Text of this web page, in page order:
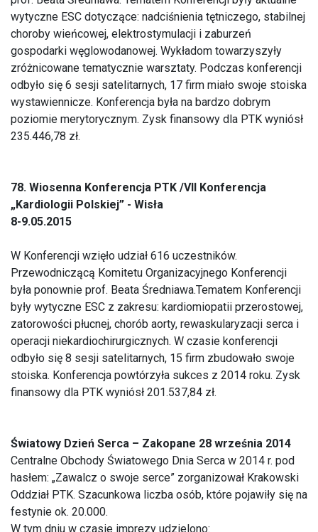
wytyczne ESC dotyczące: nadciśnienia tętniczego, stabilnej
choroby wieńcowej, elektrostymulacji i zaburzeń
gospodarki węglowodanowej. Wykładom towarzyszyły
zróżnicowane tematycznie warsztaty. Podczas konferencji
odbyło się 6 sesji satelitarnych, 17 firm miało swoje stoiska
wystawiennicze. Konferencja była na bardzo dobrym
poziomie merytorycznym. Zysk finansowy dla PTK wyniósł
235.446,78 zł.
78. Wiosenna Konferencja PTK /VII Konferencja
„Kardiologii Polskiej” - Wisła
8-9.05.2015
W Konferencji wzięło udział 616 uczestników.
Przewodniczącą Komitetu Organizacyjnego Konferencji
była ponownie prof. Beata Średniawa.Tematem Konferencji
były wytyczne ESC z zakresu: kardiomiopatii przerostowej,
zatorowości płucnej, chorób aorty, rewaskularyzacji serca i
operacji niekardiochirurgicznych. W czasie konferencji
odbyło się 8 sesji satelitarnych, 15 firm zbudowało swoje
stoiska. Konferencja powtórzyła sukces z 2014 roku. Zysk
finansowy dla PTK wyniósł 201.537,84 zł.
Światowy Dzień Serca – Zakopane 28 września 2014
Centralne Obchody Światowego Dnia Serca w 2014 r. pod
hasłem: „Zawalcz o swoje serce” zorganizował Krakowski
Oddział PTK. Szacunkowa liczba osób, które pojawiły się na
festynie ok. 20.000.
W tym dniu w czasie imprezy udzielono: